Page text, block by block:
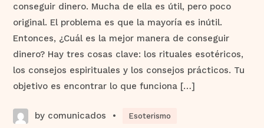
conseguir dinero. Mucha de ella es útil, pero poco
original. El problema es que la mayoría es inútil.
Entonces, ¿Cuál es la mejor manera de conseguir
dinero? Hay tres cosas clave: los rituales esotéricos,
los consejos espirituales y los consejos prácticos. Tu
objetivo es encontrar lo que funciona […]
by comunicados • Esoterismo